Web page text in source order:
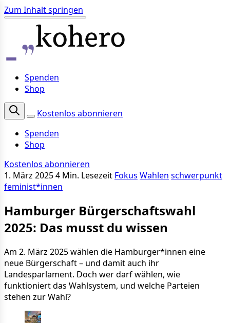
Zum Inhalt springen
Spenden
Shop
Kostenlos abonnieren
Spenden
Shop
Kostenlos abonnieren
1. März 20254 Min. Lesezeit Fokus Wahlen schwerpunkt
feminist*innen
Hamburger Bürgerschaftswahl
2025: Das musst du wissen
Am 2. März 2025 wählen die Hamburger*innen eine
neue Bürgerschaft – und damit auch ihr
Landesparlament. Doch wer darf wählen, wie
funktioniert das Wahlsystem, und welche Parteien
stehen zur Wahl?